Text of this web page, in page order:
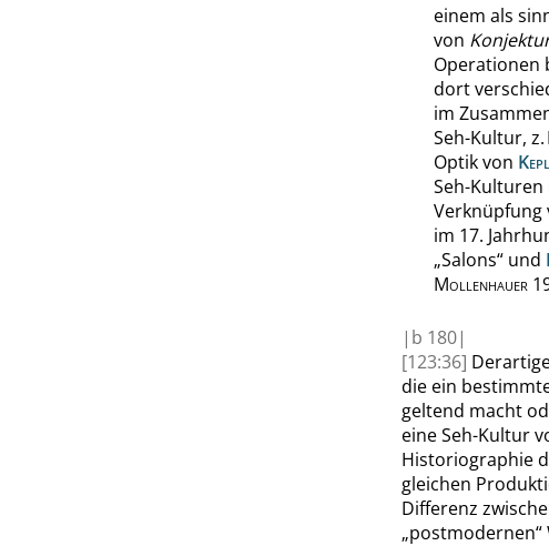
einem als
von
Operationen
dort
im
Seh-Kultur,
Optik von
Seh-Kulturen
Verknüpfung
im 17.
„Salons“ und
Mollenhauer
| b 180|
[123:36]
die ein
geltend macht
eine Seh-Kultur
Historiographie
gleichen
Differenz
„postmodernen“